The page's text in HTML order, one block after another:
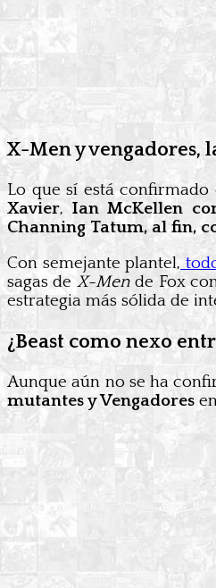
X-Men y vengadores,
Lo que sí está
Xavier, Ian McKellen
Channing Tatum, al fin,
Con semejante plantel,
sagas de X-Mende Fox
estrategia más sólida de
¿Beast como nexo
Aunque aún no se ha
mutantes y Vengadores